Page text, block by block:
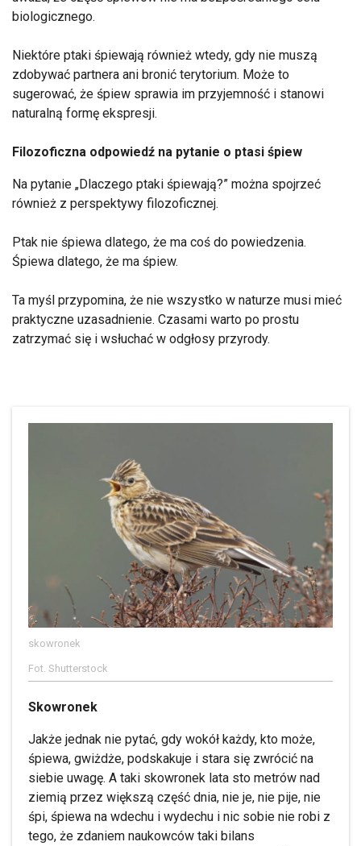
biologicznego.
Niektóre ptaki śpiewają również wtedy, gdy nie muszą
zdobywać partnera ani bronić terytorium. Może to
sugerować, że śpiew sprawia im przyjemność i stanowi
naturalną formę ekspresji.
Filozoficzna odpowiedź na pytanie o ptasi śpiew
Na pytanie „Dlaczego ptaki śpiewają?” można spojrzeć
również z perspektywy filozoficznej.
Ptak nie śpiewa dlatego, że ma coś do powiedzenia.
Śpiewa dlatego, że ma śpiew.
Ta myśl przypomina, że nie wszystko w naturze musi mieć
praktyczne uzasadnienie. Czasami warto po prostu
zatrzymać się i wsłuchać w odgłosy przyrody.
skowronek
Fot. Shutterstock
Skowronek
Jakże jednak nie pytać, gdy wokół każdy, kto może,
śpiewa, gwiżdże, podskakuje i stara się zwrócić na
siebie uwagę. A taki skowronek lata sto metrów nad
ziemią przez większą część dnia, nie je, nie pije, nie
śpi, śpiewa na wdechu i wydechu i nic sobie nie robi z
tego, że zdaniem naukowców taki bilans